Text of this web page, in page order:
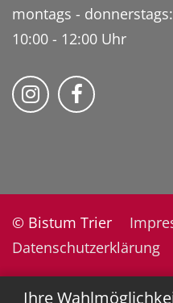
Ihre
montags - donnerstags:
10:00 - 12:00 Uhr
Folge uns auf
Fogle uns
© Bistum Trier
Datenschutzerklärung